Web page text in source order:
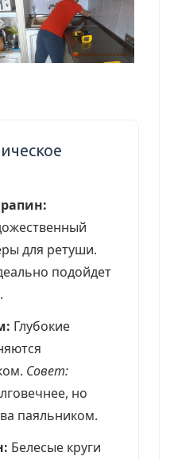
для ретуши.
подойдет
Глубокие
Совет:
но
паяльником.
Белесые круги